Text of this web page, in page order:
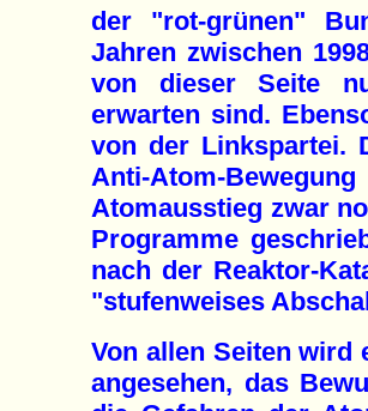
der "rot-grünen"
Jahren zwischen
von dieser Seite
erwarten sind.
von der Linkspartei.
Anti-Atom-
Atomausstieg zwar
Programme
nach der Reaktor-
"stufenweises
Von allen Seiten wird
angesehen, das